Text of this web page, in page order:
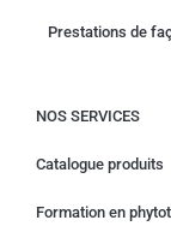
Prestations de
NOS SERVICES
Catalogue produits
Formation en